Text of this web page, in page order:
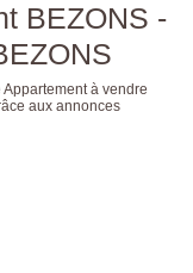
BEZONS -
à vendre
aux annonces